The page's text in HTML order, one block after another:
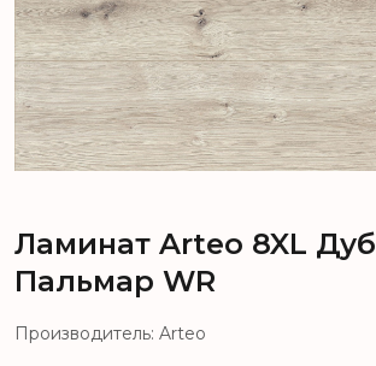
Ламинат Arteo 8XL Дуб
Пальмар WR
Производитель: Arteo